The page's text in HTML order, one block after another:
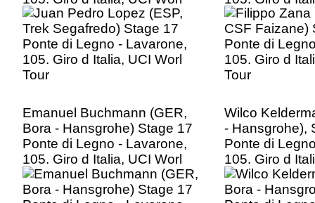
Tour
Tour
Emanuel Buchmann (GER,
Bora - Hansgrohe) Stage 17
Ponte di Legno - Lavarone,
105. Giro d Italia, UCI Worl
Tour
Wilco
- Hansgrohe),
Ponte di
105. Giro d
Tour